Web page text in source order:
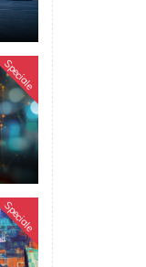
Speciale
Speciale